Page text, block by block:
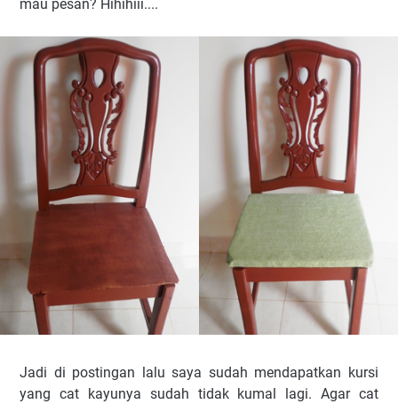
mau pesan? Hihihiii....
Jadi di postingan lalu saya sudah mendapatkan kursi
yang cat kayunya sudah tidak kumal lagi. Agar cat